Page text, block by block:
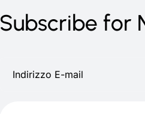
Subscribe for